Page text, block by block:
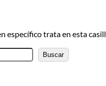
específico trata en esta
B
u
Buscar